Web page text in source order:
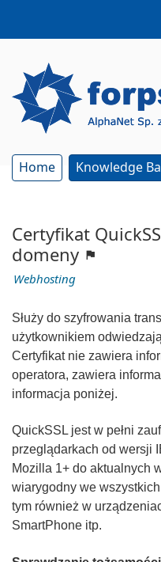
Home Knowledge
Certyfikat
domeny
Webhosting
Służy do szyfrowania
użytkownikiem
Certyfikat nie zawiera
operatora, zawiera
informacja poniżej.
QuickSSL jest w pełni
przeglądarkach od wersji
Mozilla 1+ do aktualnych
wiarygodny we
tym również w
SmartPhone itp.